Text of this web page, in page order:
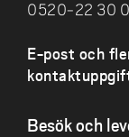
0520-22 30
E-post och
Besök och